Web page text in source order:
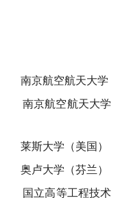
南京航空航天大学
南京航空航天大学
莱斯大学（美国）
奥卢大学（芬兰）
国立高等工程技术